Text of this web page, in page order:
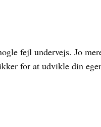
fejl undervejs. Jo
for at udvikle din